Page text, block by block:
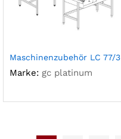
Maschinenzubehör LC 77/3
Marke: gc platinum